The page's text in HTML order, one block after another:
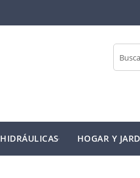
Buscar
HIDRÁULICAS HOGAR Y